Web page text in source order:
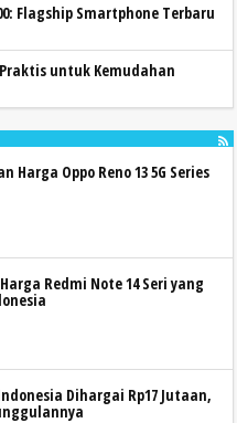
Flagship Smartphone Terbaru
untuk Kemudahan
Harga Oppo Reno 13 5G Series
Redmi Note 14 Seri yang
Dihargai Rp17 Jutaan,